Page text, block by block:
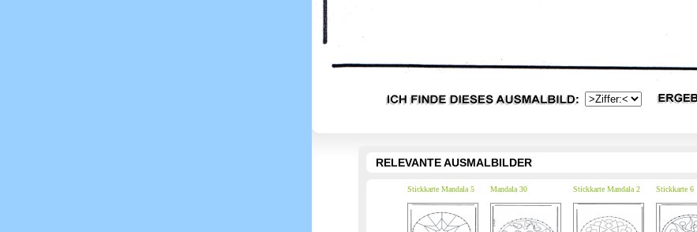
RELEVANTE AUSMALBILDER
Stickkarte Mandala 5 Mandala 30 Stickkarte Mandala 2 Stickkarte 6